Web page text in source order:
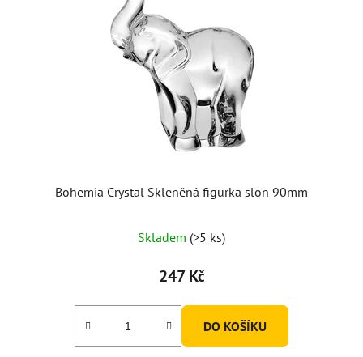
Bohemia Crystal Skleněná figurka slon 90mm
Skladem (>5 ks)
247 Kč
DO KOŠÍKU